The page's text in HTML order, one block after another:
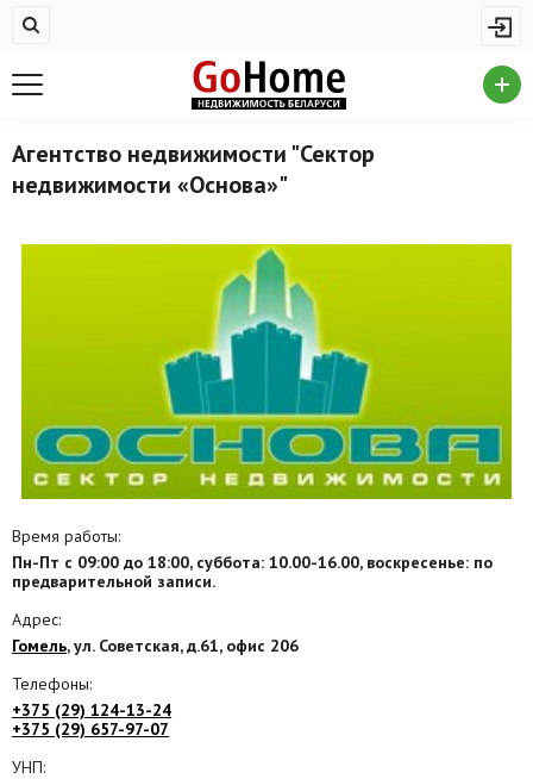
Купить квартиру
На сутки
Дома/коттеджи/участки
Комерческая недвижимость
Продажа коммерческой недвижимости
Аренда коммерческой недвижимости
Другие разделы
Агентства
Ремонт квартир
Способы оплаты
Реклама на сайте
Агентство недвижимости "Сектор
недвижимости «Основа»"
Время работы:
Пн-Пт с 09:00 до 18:00, суббота: 10.00-16.00, воскресенье: по
предварительной записи.
Адрес:
Гомель, ул. Советская, д.61, офис 206
Телефоны:
+375 (29) 124-13-24
+375 (29) 657-97-07
УНП: